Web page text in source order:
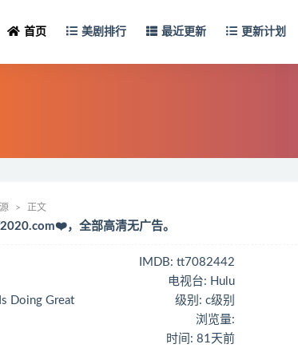
首页 美剧排行 最近更新 更新计划
正文
，全部高清无广告。
IMDB: tt7082442
电视台: Hulu
Doing Great
级别: c级别
浏览量:
时间: 81天前